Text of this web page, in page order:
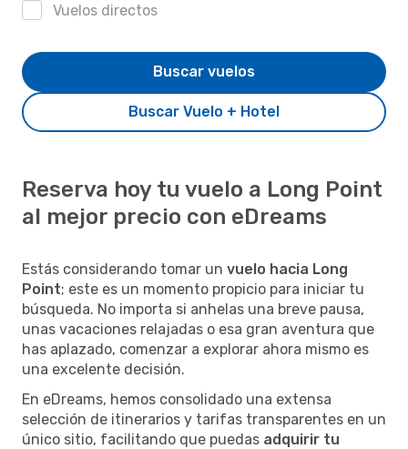
Vuelos directos
Buscar Vuelo + Hotel
Buscar vuelos
Reserva hoy tu vuelo a Long Point
al mejor precio con eDreams
Estás considerando tomar un vuelo hacia Long
Point; este es un momento propicio para iniciar tu
búsqueda. No importa si anhelas una breve pausa,
unas vacaciones relajadas o esa gran aventura que
has aplazado, comenzar a explorar ahora mismo es
una excelente decisión.
En eDreams, hemos consolidado una extensa
selección de itinerarios y tarifas transparentes en un
único sitio, facilitando que puedas adquirir tu